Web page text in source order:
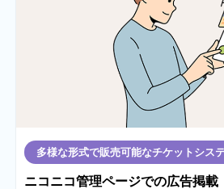
多様な形式で販売可能なチケットシス
ニコニコ管理ページでの広告掲載